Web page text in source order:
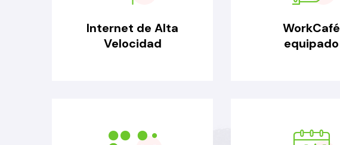
Internet de Alta
Velocidad
WorkCafé
equipado